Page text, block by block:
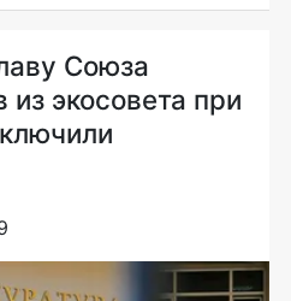
Союза
из экосовета при